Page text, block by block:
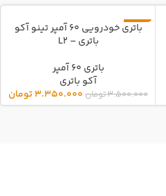
-4%
باتری خودرویی 60 آمپر تینو آکو
باتری – L2
باتری 60 آمپر
آکو باتری
3.500.000تومان 3.350.000تومان